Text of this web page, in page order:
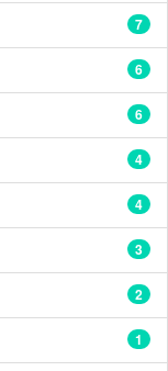
7
6
6
4
4
3
2
1